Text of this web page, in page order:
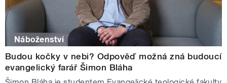
Náboženství
Budou kočky v nebi? Odpověď možná zná budoucí
evangelický farář Šimon Bláha